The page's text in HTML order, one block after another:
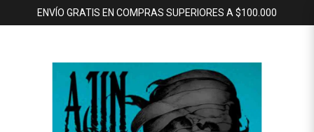
ENVÍO GRATIS EN COMPRAS SUPERIORES A $100.000